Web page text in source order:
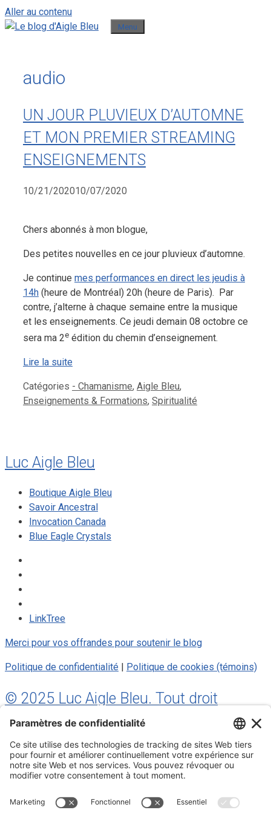
Aller au contenu
Menu
audio
UN JOUR PLUVIEUX D’AUTOMNE
ET MON PREMIER STREAMING
ENSEIGNEMENTS
10/21/202010/07/2020
Chers abonnés à mon blogue,
Des petites nouvelles en ce jour pluvieux d’automne.
Je continue mes performances en direct les jeudis à
14h (heure de Montréal) 20h (heure de Paris). Par
contre, j’alterne à chaque semaine entre la musique
et les enseignements. Ce jeudi demain 08 octobre ce
sera ma 2e édition du chemin d’enseignement.
Lire la suite
Catégories - Chamanisme, Aigle Bleu,
Enseignements & Formations, Spiritualité
Luc Aigle Bleu
Boutique Aigle Bleu
Savoir Ancestral
Invocation Canada
Blue Eagle Crystals
LinkTree
Merci pour vos offrandes pour soutenir le blog
Politique de confidentialité Politique de cookies (témoins)
© 2025 Luc Aigle Bleu. Tout droit
réservé.
S'inscrire à mon Infolettre